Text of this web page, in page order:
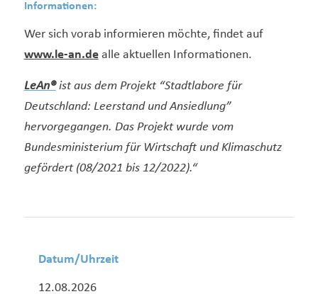
Informationen:
Wer sich vorab informieren möchte, findet auf
www.le-an.dealle aktuellen Informationen.
LeAn®ist aus dem Projekt “Stadtlabore für
Deutschland: Leerstand und Ansiedlung”
hervorgegangen. Das Projekt wurde vom
Bundesministerium für Wirtschaft und Klimaschutz
gefördert (08/2021 bis 12/2022).“
Datum/Uhrzeit
12.08.2026